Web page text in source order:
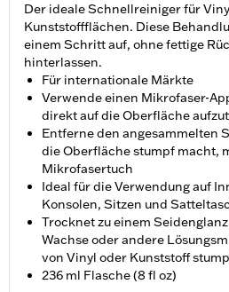
Der ideale Schnellreiniger für
Kunststoffflächen. Diese
einem Schritt auf, ohne fettige
hinterlassen.
Für internationale Märkte
Verwende einen Mikrofaser-
direkt auf die Oberfläche
Entferne den angesammelten
die Oberfläche stumpf macht,
Mikrofasertuch
Ideal für die Verwendung auf
Konsolen, Sitzen und
Trocknet zu einem
Wachse oder andere
von Vinyl oder Kunststoff
236 ml Flasche (8 fl oz)